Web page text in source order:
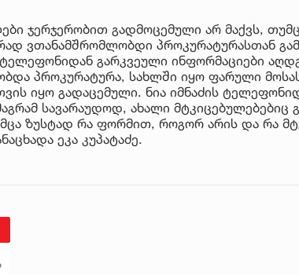
ჯერჯერობით გადმოცემული არ მაქვს,
ვთანამშრომლობდი პროკურატურასთან
გარკვეული ინფორმაციები
პროკურატურა, სახლში იყო ფარული
იყო გადაცემული. ნია იმნაძის
სავარაუდოდ, ახალი მტკიცებულებებიც
ზუსტად რა ფორმით, როგორ არის და რა
ეკა კუპატაძე.